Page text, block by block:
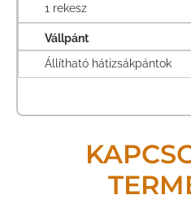
1 rekesz
Vállpánt
Állítható hátizsákpántok